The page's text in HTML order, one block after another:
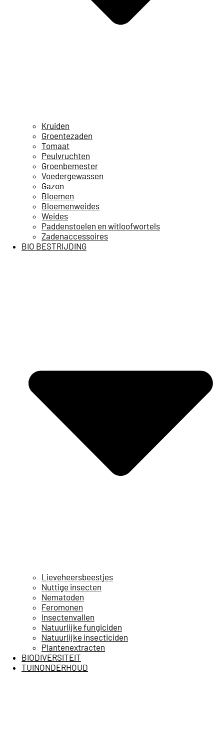
Kruiden
Groentezaden
Tomaat
Peulvruchten
Groenbemester
Voedergewassen
Gazon
Bloemen
Bloemenweides
Weides
Paddenstoelen en witloofwortels
Zadenaccessoires
BIO BESTRIJDING
Lieveheersbeestjes
Nuttige insecten
Nematoden
Feromonen
Insectenvallen
Natuurlijke fungiciden
Natuurlijke insecticiden
Plantenextracten
BIODIVERSITEIT
TUINONDERHOUD